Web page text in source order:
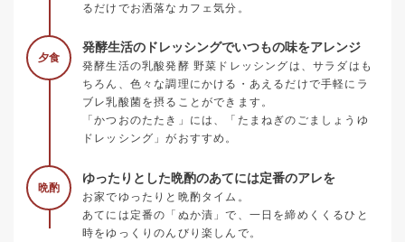
るだけでお洒落なカフェ気分。
夕食
発酵生活のドレッシングでいつもの味をアレンジ
発酵生活の乳酸発酵 野菜ドレッシングは、サラダはも
ちろん、色々な調理にかける・あえるだけで手軽にラ
ブレ乳酸菌を摂ることができます。
「かつおのたたき」には、「たまねぎのごましょうゆ
ドレッシング」がおすすめ。
晩酌
ゆったりとした晩酌のあてには定番のアレを
お家でゆったりと晩酌タイム。
あてには定番の「ぬか漬」で、一日を締めくくるひと
時をゆっくりのんびり楽しんで。